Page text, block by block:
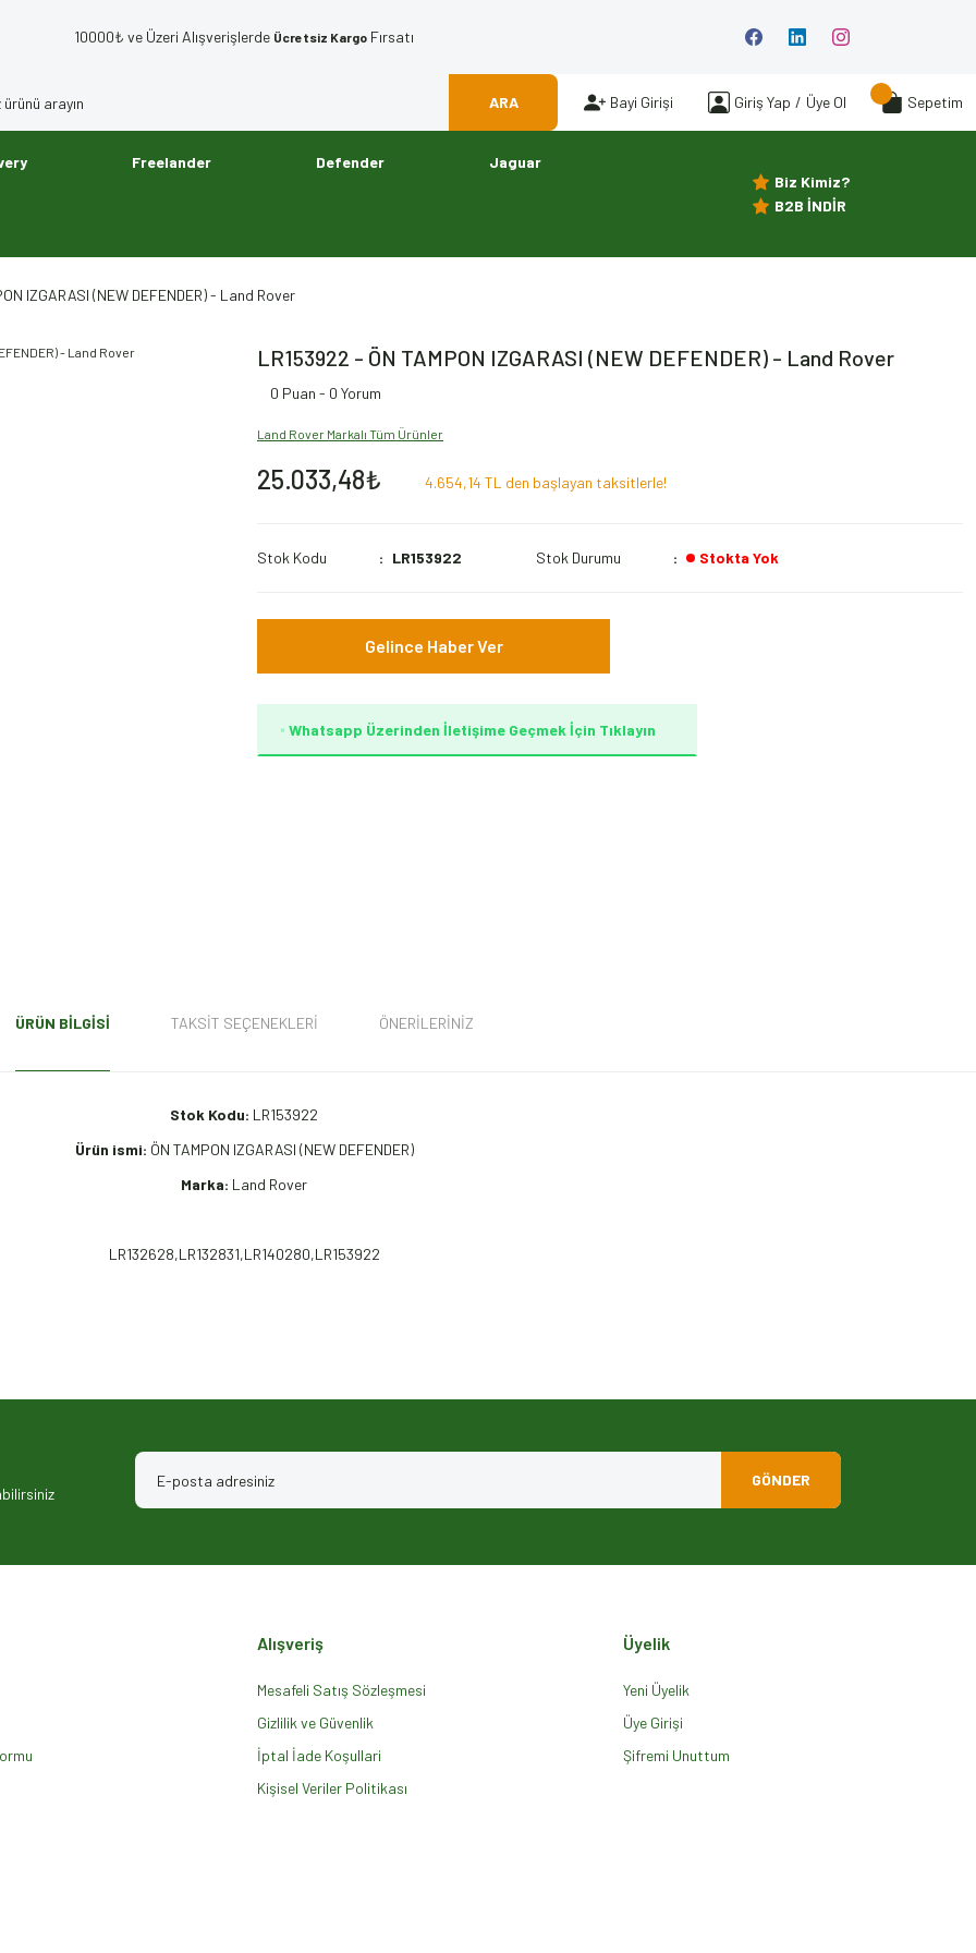
10000₺ ve Üzeri Alışverişlerde Ücretsiz Kargo Fırsatı
ARA Bayi Girişi Giriş Yap / Üye Ol Sepetim
Freelander Defender Jaguar
Biz Kimiz?
B2B İNDİR
IZGARASI (NEW DEFENDER) - Land Rover
LR153922 - ÖN TAMPON IZGARASI (NEW DEFENDER) - Land Rover
0 Puan - 0 Yorum
Land Rover Markalı Tüm Ürünler
25.033,48₺ 4.654,14 TL den başlayan taksitlerle!
Stok Kodu LR153922 Stok Durumu Stokta Yok
Gelince Haber Ver
Whatsapp Üzerinden İletişime Geçmek İçin Tıklayın
ÜRÜN BILGISI TAKSIT SEÇENEKLERI ÖNERILERINIZ
Stok Kodu: LR153922
Ürün ismi: ÖN TAMPON IZGARASI (NEW DEFENDER)
Marka: Land Rover
LR132628,LR132831,LR140280,LR153922
Gönder
GÖNDER
Alışveriş
Mesafeli Satış Sözleşmesi
Gizlilik ve Güvenlik
İptal İade Koşullari
Kişisel Veriler Politikası
Üyelik
Yeni Üyelik
Üye Girişi
Şifremi Unuttum